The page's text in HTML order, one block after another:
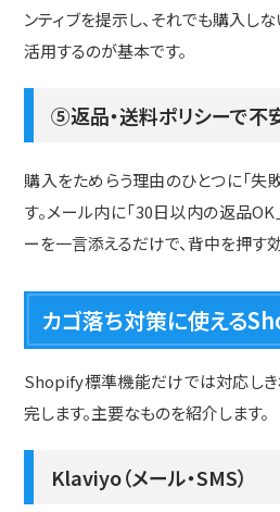
ンティブを提示し、それでも購入し
活用するのが基本です。
⑤返品・送料ポリシーで不
購入をためらう理由のひとつに「失
す。メール内に「30日以内の返品OK
ーを一言添えるだけで、背中を押す
カゴ落ち対策に使える
Shopify標準機能だけでは対応しき
完します。主要なものを紹介します。
Klaviyo（メール・SMS）